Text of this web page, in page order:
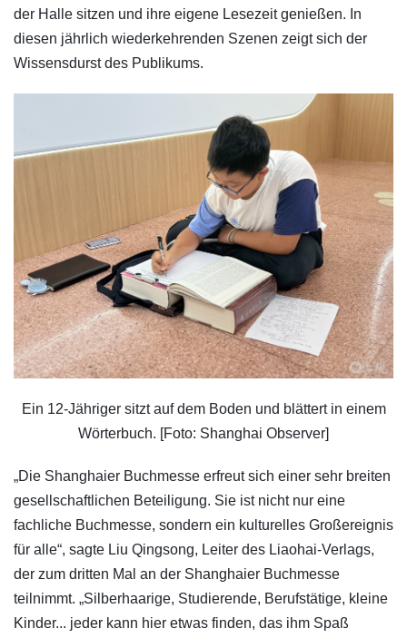
der Halle sitzen und ihre eigene Lesezeit genießen. In
diesen jährlich wiederkehrenden Szenen zeigt sich der
Wissensdurst des Publikums.
Ein 12-Jähriger sitzt auf dem Boden und blättert in einem
Wörterbuch. [Foto: Shanghai Observer]
„Die Shanghaier Buchmesse erfreut sich einer sehr breiten
gesellschaftlichen Beteiligung. Sie ist nicht nur eine
fachliche Buchmesse, sondern ein kulturelles Großereignis
für alle“, sagte Liu Qingsong, Leiter des Liaohai-Verlags,
der zum dritten Mal an der Shanghaier Buchmesse
teilnimmt. „Silberhaarige, Studierende, Berufstätige, kleine
Kinder... jeder kann hier etwas finden, das ihm Spaß